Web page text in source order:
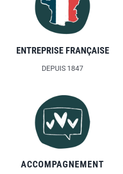
ENTREPRISE FRANÇAISE
DEPUIS 1847
ACCOMPAGNEMENT